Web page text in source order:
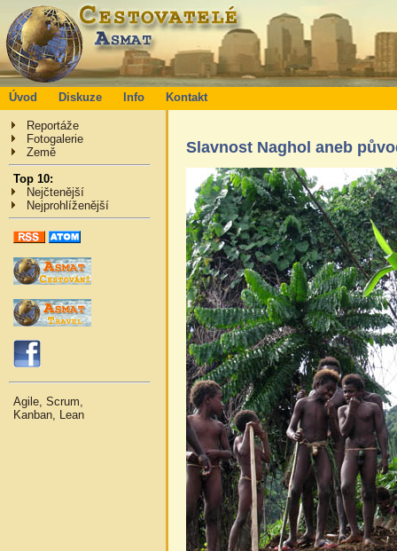
Úvod Diskuze Info Kontakt
Reportáže
Fotogalerie
Země
Top 10:
Nejčtenější
Nejprohlíženější
Agile, Scrum,
Kanban, Lean
Slavnost Naghol aneb